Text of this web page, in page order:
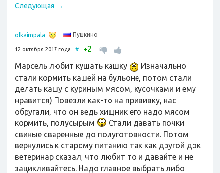
Следующая →
olkaimpala Пушкино
12 октября 2017 года # +2
Марсель любит кушать кашку
Изначально
стали кормить кашей на бульоне, потом стали
делать кашу с куриным мясом, кусочками и ему
нравится) Повезли как-то на прививку, нас
обругали, что он ведь хищник его надо мясом
кормить, полусырым
Стали давать почки
свиные сваренные до полуготовности. Потом
вернулись к старому питанию так как другой док
ветеринар сказал, что любит то и давайте и не
зацикливайтесь. Надо главное выбрать либо